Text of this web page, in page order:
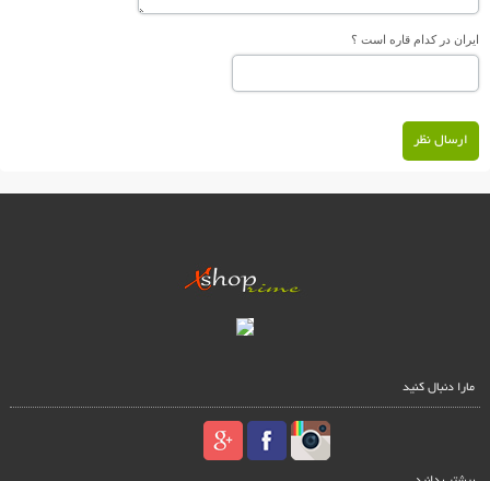
ایران در کدام قاره است ؟
ارسال نظر
مارا دنبال کنید